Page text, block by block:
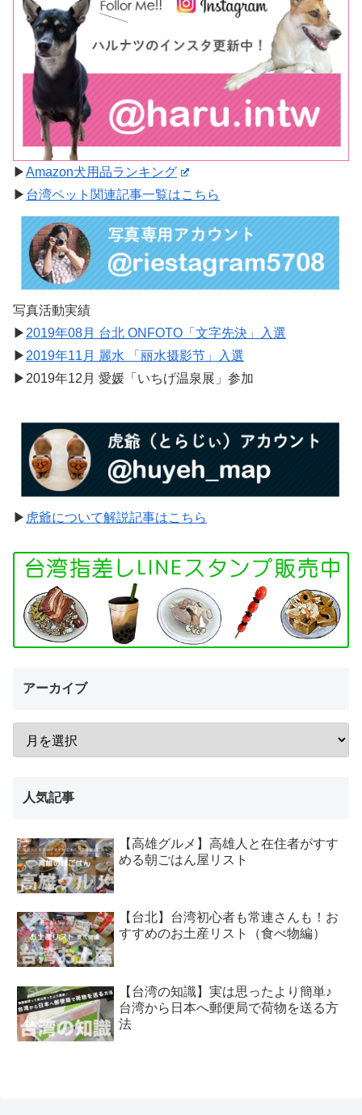
▶︎Amazon犬用品ランキング
▶︎ 台湾ペット関連記事一覧はこちら
写真活動実績
▶︎2019年08月 台北 ONFOTO「文字先決」入選
▶︎2019年11月 麗水 「丽水摄影节」入選
▶︎2019年12月 愛媛「いちげ温泉展」参加
▶︎ 虎爺について解説記事はこちら
アーカイブ
人気記事
【高雄グルメ】高雄人と在住者がすす
める朝ごはん屋リスト
【台北】台湾初心者も常連さんも！お
すすめのお土産リスト（食べ物編）
【台湾の知識】実は思ったより簡単♪
台湾から日本へ郵便局で荷物を送る方
法